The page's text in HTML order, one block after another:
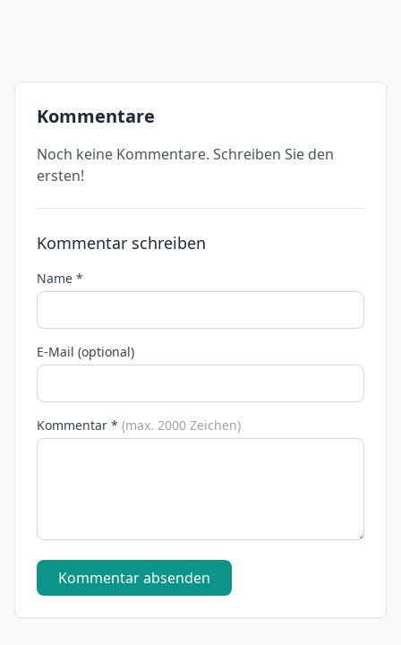
Kommentare
Noch keine Kommentare. Schreiben Sie den
ersten!
Kommentar schreiben
Name *
E-Mail (optional)
Kommentar * (max. 2000 Zeichen)
Kommentar absenden